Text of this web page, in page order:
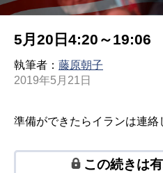
5月20日4:20～19:06
執筆者： 藤原朝子
2019年5月21日
準備ができたらイランは連絡
この続きは